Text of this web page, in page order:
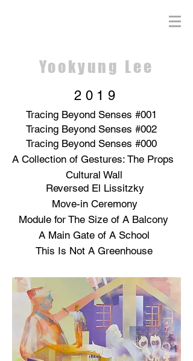
Yookyung Lee
2019
Tracing Beyond Senses #001
Tracing Beyond Senses #002
Tracing Beyond Senses #000
A Collection of Gestures: The Props
Cultural Wall
Reversed El Lissitzky
Move-in Ceremony
Module for The Size of A Balcony
A Main Gate of A School
This Is Not A Greenhouse